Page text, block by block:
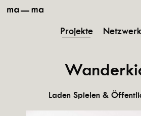
Projekte Netzwerk
Laden Spielen &